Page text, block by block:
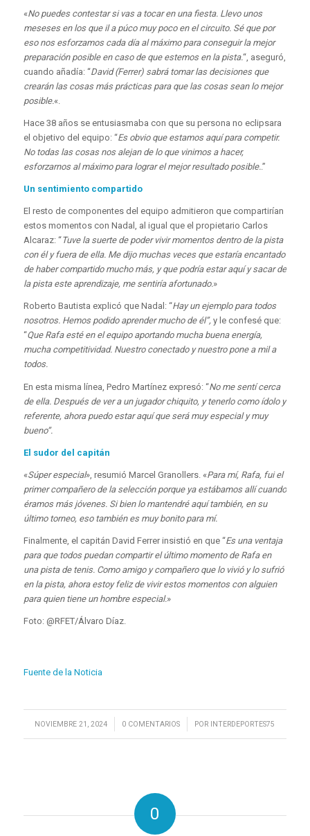
«No puedes contestar si vas a tocar en una fiesta. Llevo unos
meseses en los que il a púco muy poco en el circuito. Sé que por
eso nos esforzamos cada día al máximo para conseguir la mejor
preparación posible en caso de que estemos en la pista.“, aseguró,
cuando añadía: “David (Ferrer) sabrá tomar las decisiones que
crearán las cosas más prácticas para que las cosas sean lo mejor
posible.«.
Hace 38 años se entusiasmaba con que su persona no eclipsara
el objetivo del equipo: “Es obvio que estamos aquí para competir.
No todas las cosas nos alejan de lo que vinimos a hacer,
esforzarnos al máximo para lograr el mejor resultado posible..”
Un sentimiento compartido
El resto de componentes del equipo admitieron que compartirían
estos momentos con Nadal, al igual que el propietario Carlos
Alcaraz: “Tuve la suerte de poder vivir momentos dentro de la pista
con él y fuera de ella. Me dijo muchas veces que estaría encantado
de haber compartido mucho más, y que podría estar aquí y sacar de
la pista este aprendizaje, me sentiría afortunado.»
Roberto Bautista explicó que Nadal: “Hay un ejemplo para todos
nosotros. Hemos podido aprender mucho de él”, y le confesé que:
“Que Rafa esté en el equipo aportando mucha buena energía,
mucha competitividad. Nuestro conectado y nuestro pone a mil a
todos.
En esta misma línea, Pedro Martínez expresó: “No me sentí cerca
de ella. Después de ver a un jugador chiquito, y tenerlo como ídolo y
referente, ahora puedo estar aquí que será muy especial y muy
bueno”.
El sudor del capitán
«Súper especial», resumió Marcel Granollers. «Para mí, Rafa, fui el
primer compañero de la selección porque ya estábamos allí cuando
éramos más jóvenes. Si bien lo mantendré aquí también, en su
último torneo, eso también es muy bonito para mí.
Finalmente, el capitán David Ferrer insistió en que “Es una ventaja
para que todos puedan compartir el último momento de Rafa en
una pista de tenis. Como amigo y compañero que lo vivió y lo sufrió
en la pista, ahora estoy feliz de vivir estos momentos con alguien
para quien tiene un hombre especial.»
Foto: @RFET/Álvaro Díaz.
Fuente de la Noticia
NOVIEMBRE 21, 2024
/ 0 COMENTARIOS
/ POR INTERDEPORTES75
0